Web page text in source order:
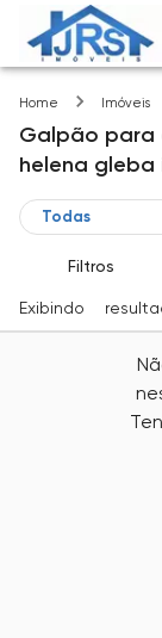
Home Imóveis
Galpão para
helena gleba
Filtros
Exibindo